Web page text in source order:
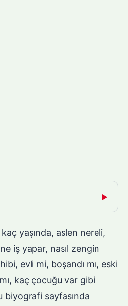
▶
yaşında, aslen nereli,
iş yapar, nasıl zengin
evli mi, boşandı mı, eski
kaç çocuğu var gibi
biyografi sayfasında